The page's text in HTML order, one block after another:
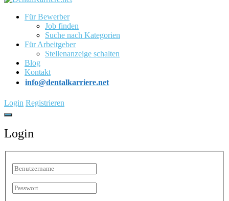
Für Bewerber
Job finden
Suche nach Kategorien
Für Arbeitgeber
Stellenanzeige schalten
Blog
Kontakt
info@dentalkarriere.net
Login Registrieren
Login